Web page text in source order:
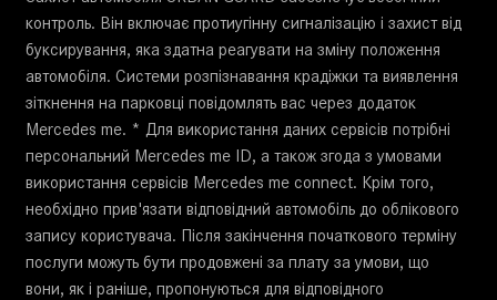
контроль. Він включає протиугінну сигналізацію і захист від
буксирування, яка здатна реагувати на зміну положення
автомобіля. Системи розпізнавання крадіжки та виявлення
зіткнення на парковці повідомлять вас через додаток
Mercedes me. * Для використання даних сервісів потрібні
персональний Mercedes me ID, а також згода з умовами
використання сервісів Mercedes me connect. Крім того,
необхідно прив'язати відповідний автомобіль до облікового
запису користувача. Після закінчення початкового терміну
послуги можуть бути продовжені за плату за умови, що
вони, як і раніше, пропонуються для відповідного